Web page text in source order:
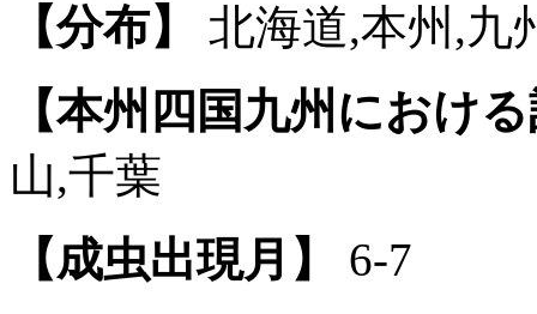
【分布】
北海道,本州,九
【本州四国九州におけ
山,千葉
【成虫出現月】
6-7